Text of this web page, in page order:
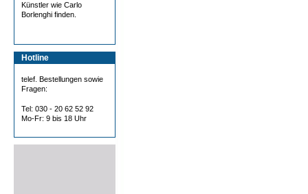
Künstler wie Carlo
Borlenghi finden.
Hotline
telef. Bestellungen sowie
Fragen:
Tel: 030 - 20 62 52 92
Mo-Fr: 9 bis 18 Uhr